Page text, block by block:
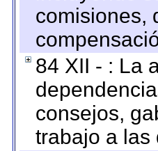
comisiones,
84 XII - : La
consejos,
trabajo a las